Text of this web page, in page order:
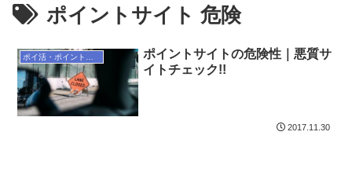
ポイントサイト 危険
ポイントサイトの危険性｜悪質サ
イトチェック!!
2017.11.30